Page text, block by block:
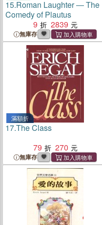
15.Roman Laughter ― The
Comedy of Plautus
9
2839
無庫存
滿額折
17.The Class
79
270
無庫存